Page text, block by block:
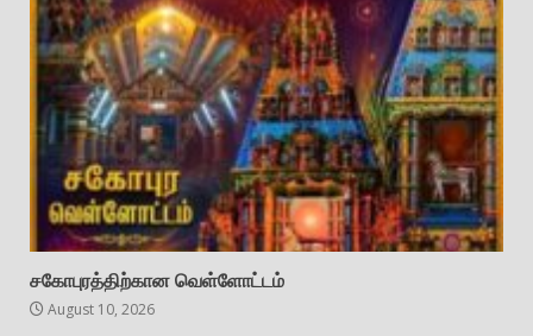
சகோபுரத்திற்கான வெள்ளோட்டம்
August 10, 2026